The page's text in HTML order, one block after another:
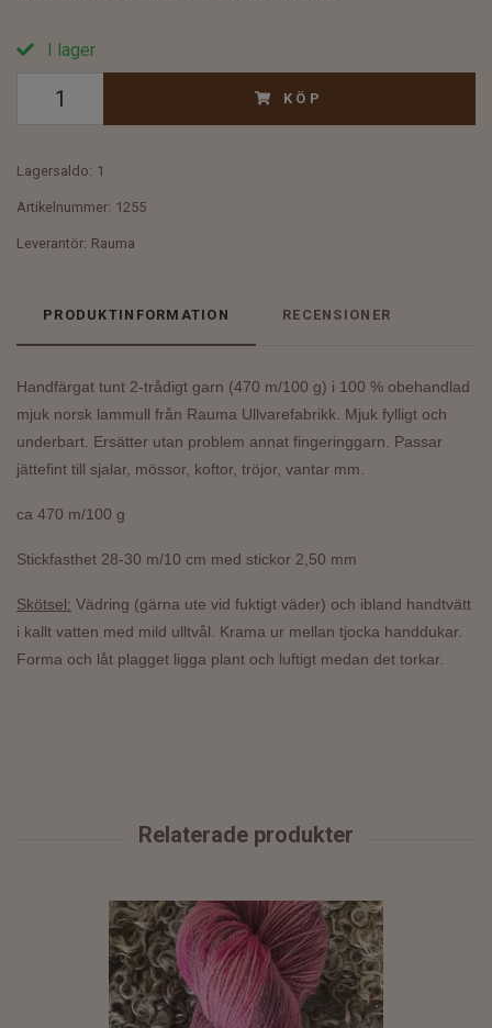
I lager
KÖP
Lagersaldo: 1
Artikelnummer: 1255
Leverantör: Rauma
PRODUKTINFORMATION RECENSIONER
Handfärgat tunt 2-trådigt garn (470 m/100 g) i 100 % obehandlad
mjuk norsk lammull från Rauma Ullvarefabrikk. Mjuk fylligt och
underbart. Ersätter utan problem annat fingeringgarn. Passar
jättefint till sjalar, mössor, koftor, tröjor, vantar mm.
ca 470 m/100 g
Stickfasthet 28-30 m/10 cm med stickor 2,50 mm
Skötsel: Vädring (gärna ute vid fuktigt väder) och ibland handtvätt
i kallt vatten med mild ulltvål. Krama ur mellan tjocka handdukar.
Forma och låt plagget ligga plant och luftigt medan det torkar.